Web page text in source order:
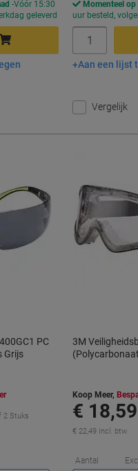
Vóór 15:30
geleverd
Momenteel op
uur besteld,
Aan een lijst
Vergelijk
PC
Grijs
2 Stuks
Korting
3M
Koop Meer,
€ 18,59
€ 22,49 Incl. btw
Aantal